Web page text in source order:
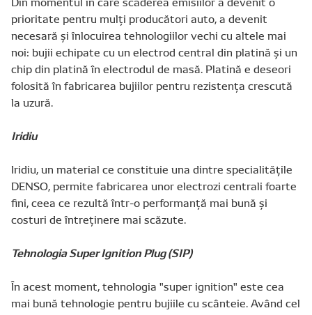
prioritate pentru mulţi producători auto, a devenit
necesară şi înlocuirea tehnologiilor vechi cu altele mai
noi: bujii echipate cu un electrod central din platină şi un
chip din platină în electrodul de masă. Platină e deseori
folosită în fabricarea bujiilor pentru rezistenţa crescută
la uzură.
Iridiu
Iridiu, un material ce constituie una dintre specialităţile
DENSO, permite fabricarea unor electrozi centrali foarte
fini, ceea ce rezultă într-o performanţă mai bună şi
costuri de întreţinere mai scăzute.
Tehnologia Super Ignition Plug (SIP)
În acest moment, tehnologia "super ignition" este cea
mai bună tehnologie pentru bujiile cu scânteie. Având cel